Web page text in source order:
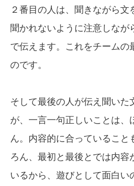
２番目の人は、聞きながら文
聞かれないように注意しなが
で伝えます。これをチームの
のです。
そして最後の人が伝え聞いた
が、一言一句正しいことは、
ん。内容的に合っていること
ろん、最初と最後とでは内容
いるから、遊びとして面白い